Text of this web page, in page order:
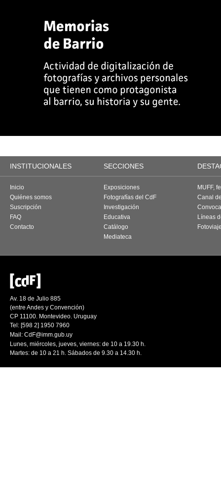
INSTITUCIONALES SECCIONES
Inicio
Quiénes somos
Suscripción
FAQ
Contacto
Exposiciones
Fotografías del CdF
Investigación
Educativa
Catálogo
Mediateca
MUFF,
Canal
Líneas
Av. 18 de Julio 885
(entre Andes y Convención)
CP 11100. Montevideo. Uruguay
Tel: [598 2] 1950 7960
Mail: CdF@imm.gub.uy
Lunes, miércoles, jueves, viernes: de 10 a 19.30 h.
Martes: de 10 a 21 h. Sábados de 9.30 a 14.30 h.